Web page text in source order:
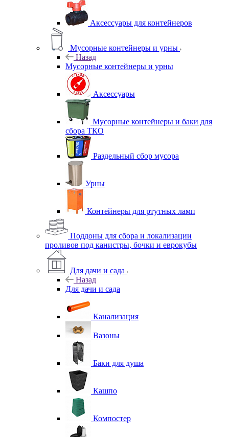
Аксессуары для контейнеров
Мусорные контейнеры и урны
Назад
Мусорные контейнеры и урны
Аксессуары
Мусорные контейнеры и баки для
сбора ТКО
Раздельный сбор мусора
Урны
Контейнеры для ртутных ламп
Поддоны для сбора и локализации
проливов под канистры, бочки и еврокубы
Для дачи и сада
Назад
Для дачи и сада
Канализация
Вазоны
Баки для душа
Кашпо
Компостер